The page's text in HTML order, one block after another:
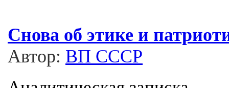
Снова об этике и
Автор: ВП СССР